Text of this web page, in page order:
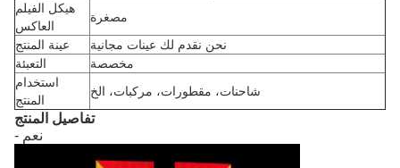
هيكل الفيلم
العاكس
مصغرة
عينة المنتج
نحن نقدم لك عينات مجانية
التعبئة
مخصصة
استخدام
المنتج
شاحنات، مقطورات، مركبات، الخ
تفاصيل المنتج
- نعم